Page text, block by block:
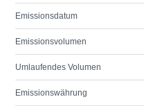
Emissionsdatum
Emissionsvolumen
Umlaufendes Volumen
Emissionswährung